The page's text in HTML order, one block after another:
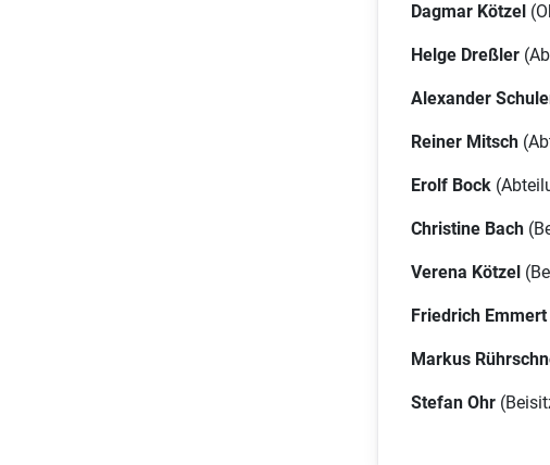
Dagmar Kötzel
Helge Dreßler
Alexander
Reiner Mitsch
Erolf Bock
Christine Bach
Verena Kötzel
Friedrich Emmert
Markus
Stefan Ohr